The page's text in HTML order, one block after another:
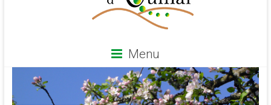
Les
Jardins
Menu